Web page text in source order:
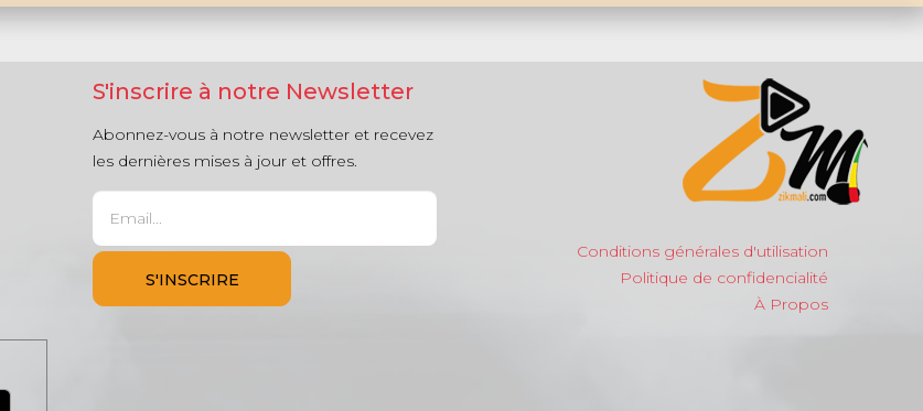
S'inscrire à notre Newsletter
Abonnez-vous à notre newsletter et recevez
les dernières mises à jour et offres.
Conditions générales d'utilisation
Politique de confidencialité
À Propos